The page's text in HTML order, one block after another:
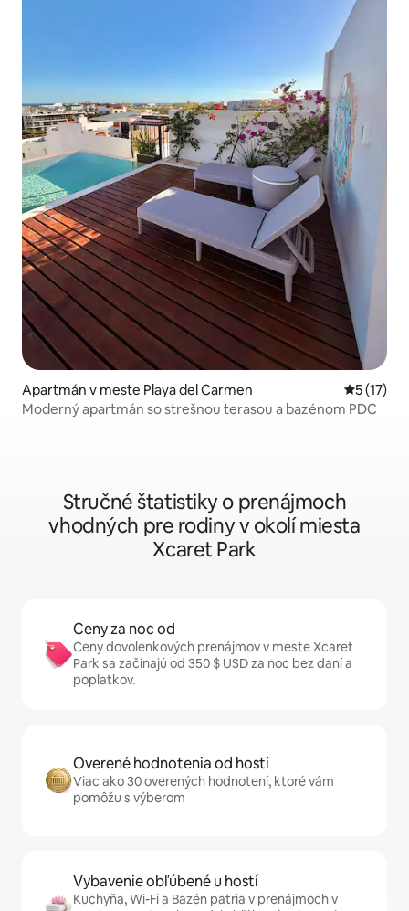
Apartmán v meste Playa del Carmen
5 (17)
Moderný apartmán so strešnou terasou a bazénom PDC
Stručné štatistiky o prenájmoch
vhodných pre rodiny v okolí miesta
Xcaret Park
Ceny za noc od
Ceny dovolenkových prenájmov v meste Xcaret
Park sa začínajú od 350 $ USD za noc bez daní a
poplatkov.
Overené hodnotenia od hostí
Viac ako 30 overených hodnotení, ktoré vám
pomôžu s výberom
Vybavenie obľúbené u hostí
Kuchyňa, Wi-Fi a Bazén patria v prenájmoch v